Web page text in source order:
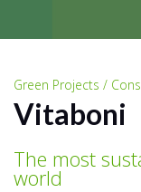
Green Projects /
Vitaboni
The most
world